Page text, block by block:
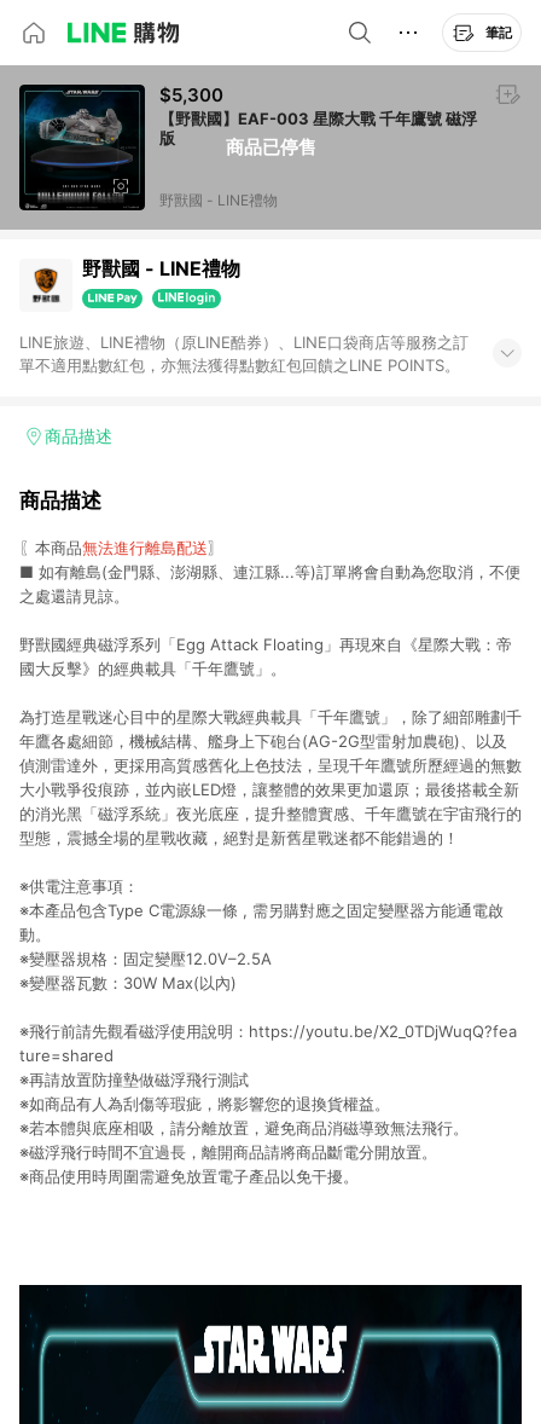
筆記
商品已停售
$5,300
【野獸國】EAF-003 星際大戰 千年鷹號 磁浮
版
野獸國 - LINE禮物
野獸國 - LINE禮物
LINE旅遊、LINE禮物（原LINE酷券）、LINE口袋商店等服務之訂
單不適用點數紅包，亦無法獲得點數紅包回饋之LINE POINTS。
商品描述
商品描述
〖本商品無法進行離島配送〗
■ 如有離島(金門縣、澎湖縣、連江縣...等)訂單將會自動為您取消，不便
之處還請見諒。
野獸國經典磁浮系列「Egg Attack Floating」再現來自《星際大戰：帝
國大反擊》的經典載具「千年鷹號」。
為打造星戰迷心目中的星際大戰經典載具「千年鷹號」，除了細部雕劃千
年鷹各處細節，機械結構、艦身上下砲台(AG-2G型雷射加農砲)、以及
偵測雷達外，更採用高質感舊化上色技法，呈現千年鷹號所歷經過的無數
大小戰爭役痕跡，並內嵌LED燈，讓整體的效果更加還原；最後搭載全新
的消光黑「磁浮系統」夜光底座，提升整體實感、千年鷹號在宇宙飛行的
型態，震撼全場的星戰收藏，絕對是新舊星戰迷都不能錯過的！
※供電注意事項：
※本產品包含Type C電源線一條 , 需另購對應之固定變壓器方能通電啟
動。
※變壓器規格：固定變壓12.0V–2.5A
※變壓器瓦數：30W Max(以內)
※飛行前請先觀看磁浮使用說明： https://youtu.be/X2_0TDjWuqQ?fea
ture=shared
※再請放置防撞墊做磁浮飛行測試
※如商品有人為刮傷等瑕疵，將影響您的退換貨權益。
※若本體與底座相吸，請分離放置，避免商品消磁導致無法飛行。
※磁浮飛行時間不宜過長，離開商品請將商品斷電分開放置。
※商品使用時周圍需避免放置電子產品以免干擾。